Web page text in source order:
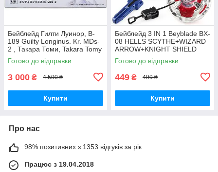
Бейблейд Гилти Луинор, B-
189 Guilty Longinus. Kr. MDs-
2 , Такара Томи, Takara Tomy
Готово до відправки
3 000 ₴ 4 500 ₴
Купити
Бейблейд 3 IN 1 Beyblade BX-
08 HELLS SCYTHE+WIZARD
ARROW+KNIGHT SHIELD
BEYBLADE X з пусковим
пристроєм
Готово до відправки
449 ₴ 499 ₴
Купити
Про нас
98% позитивних з 1353 відгуків за рік
Працює з 19.04.2018